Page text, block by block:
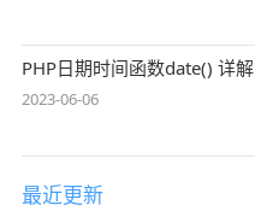
PHP日期时间函数date() 详解
2023-06-06
最近更新